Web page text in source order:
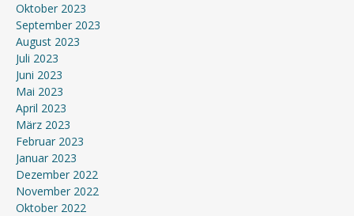
Oktober 2023
September 2023
August 2023
Juli 2023
Juni 2023
Mai 2023
April 2023
März 2023
Februar 2023
Januar 2023
Dezember 2022
November 2022
Oktober 2022